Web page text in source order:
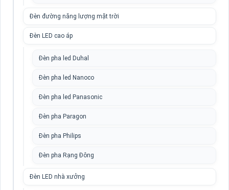
Đèn đường năng lượng mặt trời
Đèn LED cao áp
Đèn pha led Duhal
Đèn pha led Nanoco
Đèn pha led Panasonic
Đèn pha Paragon
Đèn pha Philips
Đèn pha Rạng Đông
Đèn LED nhà xưởng